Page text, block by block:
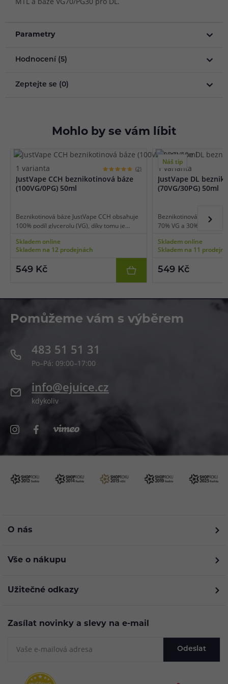
Parametry
Hodnocení (5)
Zeptejte se (0)
Mohlo by se vám líbit
1 varianta (2)
JustVape CCH beznikotinová báze
(100VG/0PG) 50ml
Beznikotinová báze JustVape CCH obsahuje
100% podíl glycerolu (VG), díky tomu je
používané pro extrémní tvorbu páry a
získání té nejlepší chuti. Bázi lze smíchat s
či salt boostery.
Skladem online
Skladem na 12 prodejnách
549 Kč
Náš tip
1 varianta
JustVape DL
(70VG/30PG) 50ml
Beznikotinová báze
70% VG a 30% PG, díky
potah do plic (DL
libovolnou příchutí a
Skladem online
Skladem na 11
549 Kč
Pomůžeme vám s výběrem
483 51 51 31
Po–Pá: 09:00–17:00
info@ejuice.cz
kdykoliv
O nás
Vše o nákupu
Užitečné odkazy
Zasílat novinky a slevy na e-mail
Odeslat